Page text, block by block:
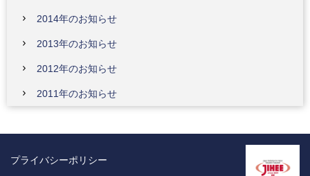
2014年のお知らせ
2013年のお知らせ
2012年のお知らせ
2011年のお知らせ
プライバシーポリシー